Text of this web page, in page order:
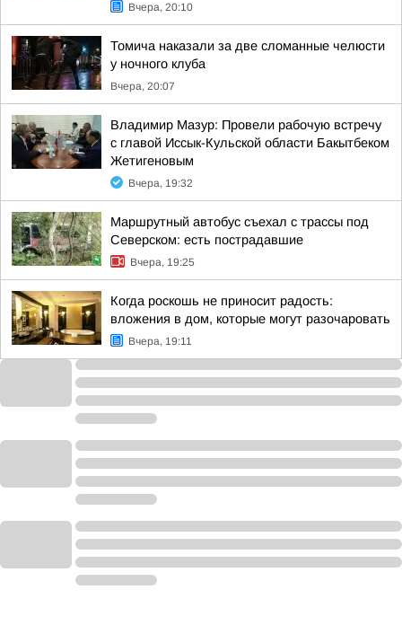
Вчера, 20:10
Томича наказали за две сломанные челюсти
у ночного клуба
Вчера, 20:07
Владимир Мазур: Провели рабочую встречу
с главой Иссык-Кульской области Бакытбеком
Жетигеновым
Вчера, 19:32
Маршрутный автобус съехал с трассы под
Северском: есть пострадавшие
Вчера, 19:25
Когда роскошь не приносит радость:
вложения в дом, которые могут разочаровать
Вчера, 19:11